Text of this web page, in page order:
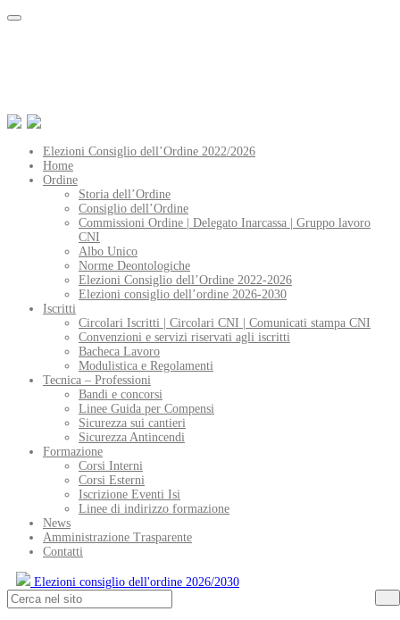
Elezioni Consiglio dell’Ordine 2022/2026
Home
Ordine
Storia dell’Ordine
Consiglio dell’Ordine
Commissioni Ordine | Delegato Inarcassa | Gruppo lavoro
CNI
Albo Unico
Norme Deontologiche
Elezioni Consiglio dell’Ordine 2022-2026
Elezioni consiglio dell’ordine 2026-2030
Iscritti
Circolari Iscritti | Circolari CNI | Comunicati stampa CNI
Convenzioni e servizi riservati agli iscritti
Bacheca Lavoro
Modulistica e Regolamenti
Tecnica – Professioni
Bandi e concorsi
Linee Guida per Compensi
Sicurezza sui cantieri
Sicurezza Antincendi
Formazione
Corsi Interni
Corsi Esterni
Iscrizione Eventi Isi
Linee di indirizzo formazione
News
Amministrazione Trasparente
Contatti
Elezioni consiglio dell'ordine 2026/2030